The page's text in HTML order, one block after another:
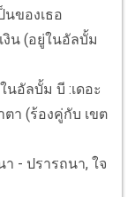
นของเธอ
งิน (อยู่ในอัลบั้ม
นอัลบั้ม บี :เดอะ
ตา (ร้องคู่กับ เขต
- ปรารถนา, ใจ